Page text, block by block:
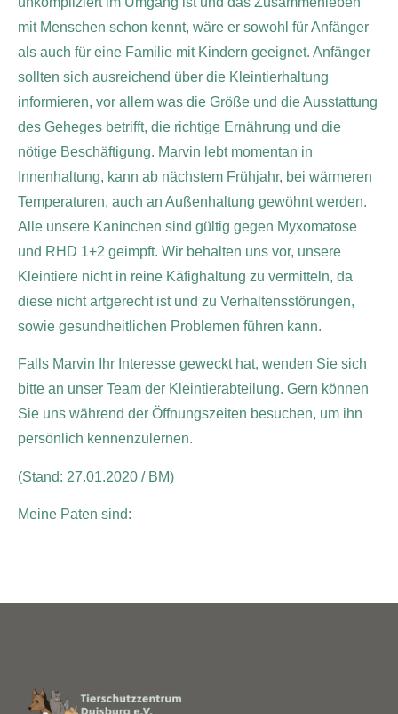
mit Menschen schon kennt, wäre er sowohl für Anfänger
als auch für eine Familie mit Kindern geeignet. Anfänger
sollten sich ausreichend über die Kleintierhaltung
informieren, vor allem was die Größe und die Ausstattung
des Geheges betrifft, die richtige Ernährung und die
nötige Beschäftigung. Marvin lebt momentan in
Innenhaltung, kann ab nächstem Frühjahr, bei wärmeren
Temperaturen, auch an Außenhaltung gewöhnt werden.
Alle unsere Kaninchen sind gültig gegen Myxomatose
und RHD 1+2 geimpft. Wir behalten uns vor, unsere
Kleintiere nicht in reine Käfighaltung zu vermitteln, da
diese nicht artgerecht ist und zu Verhaltensstörungen,
sowie gesundheitlichen Problemen führen kann.
Falls Marvin Ihr Interesse geweckt hat, wenden Sie sich
bitte an unser Team der Kleintierabteilung. Gern können
Sie uns während der Öffnungszeiten besuchen, um ihn
persönlich kennenzulernen.
(Stand: 27.01.2020 / BM)
Meine Paten sind: